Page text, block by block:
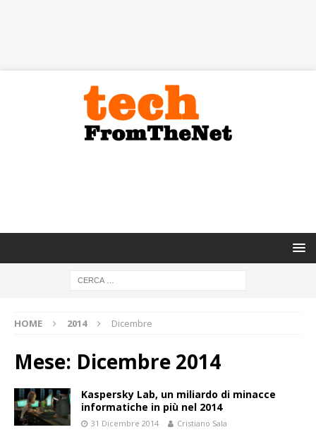
HOME 2014 Dicembre
Mese: Dicembre 2014
Kaspersky Lab, un miliardo di minacce
informatiche in più nel 2014
31 Dicembre 2014 Cristiano Sala